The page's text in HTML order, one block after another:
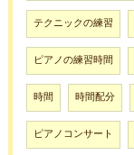
テクニックの練習
ピアノの練習時間
時間 時間配分
ピアノコンサート